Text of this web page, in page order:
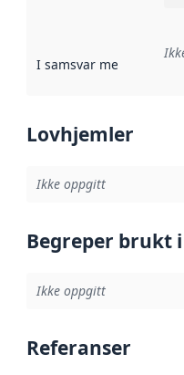
I samsvar med
Lovhjemler
Ikke oppgitt
Begreper brukt
Ikke oppgitt
Referanser